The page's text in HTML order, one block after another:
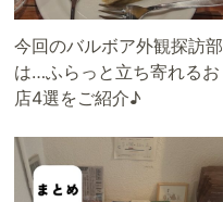
今回のバルボア外観探訪部
は…ふらっと立ち寄れるお
店4選をご紹介♪